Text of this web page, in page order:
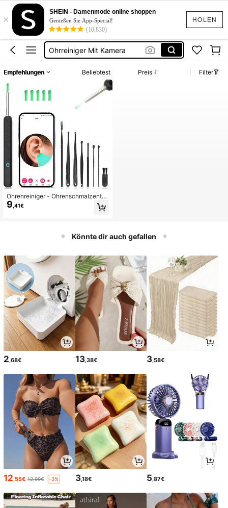
HOLEN
×
SHEIN - Damenmode online shoppen
Genießen Sie App-Special!
(10,830)
Ohren Reinigung
Ohrenreiniger
Ohrreiniger
Ohrreiniger Mit Kamera
Ohren Reinigung
Empfehlungen Beliebtest Preis Filter
Ohrenreiniger - Ohrenschmalzentfe
rner-Werkzeug mit 8 Teilen Ohr-Set
- Ohrkanalreiniger mit HD Kamera -
9 ,41€
Könnte dir auch gefallen
2,68€ 13,38€ 3,58€
12 ,55€ 12,99€ -3% 3,18€ 5 ,87€